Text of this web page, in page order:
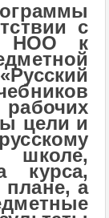
с
НОО к
цели и
школе,
курса,
плане, а